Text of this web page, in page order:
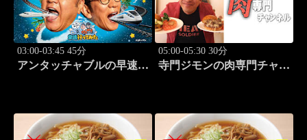
03:00-03:45 45分
アンタッチャブルの早速行
05:00-05:30 30分
寺門ジモンの肉専門チャン